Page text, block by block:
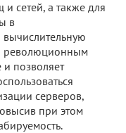
сетей, а также для
в
революционным
позволяет
серверов,
при этом